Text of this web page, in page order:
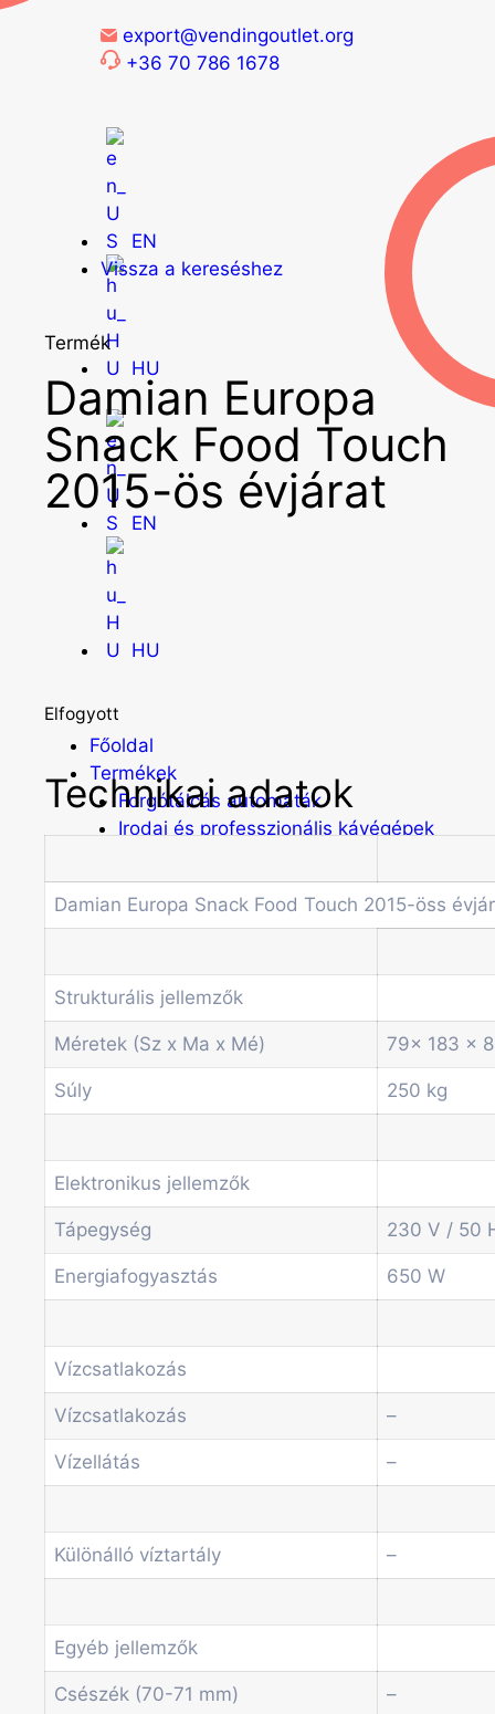
export@vendingoutlet.org
+36 70 786 1678
EN
HU
EN
HU
Főoldal
Termékek
Forgótálcás automaták
Irodai és professzionális kávégépek
Kávé automaták
Pénzvizsgáló rendszerek
Szódagépek
Economic Line
Egyéb automaták
Hírek
Információk
Kapcsolat
Főoldal
Forgótálcás automaták
Irodai és professzionális kávégépek
Kombi Gépek
Kávé automaták
Pénzvizsgáló rendszerek
Spirálos snack automaták
Szódagépek
Economic Line
Blog
Akciók
Hírek
Vissza a kereséshez
Termék
Damian Europa
Snack Food Touch
2015-ös évjárat
Elfogyott
Technikai adatok
Damian Europa Snack Food Touch 2015-öss
Strukturális jellemzők
Méretek (Sz x Ma x Mé) 79x 183 x
Súly 250 kg
Elektronikus jellemzők
Tápegység 230 V / 50
Energiafogyasztás 650 W
Vízcsatlakozás
Vízcsatlakozás –
Vízellátás –
Különálló víztartály –
Egyéb jellemzők
Csészék (70-71 mm) –